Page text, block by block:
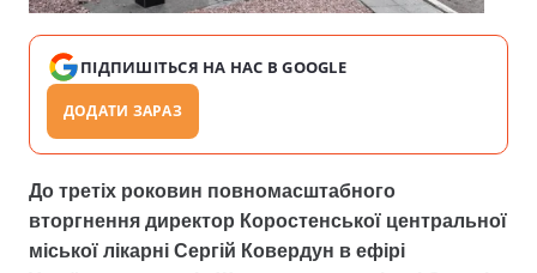
ПІДПИШІТЬСЯ НА НАС В GOOGLE
ДОДАТИ ЗАРАЗ
До третіх роковин повномасштабного
вторгнення директор Коростенської центральної
міської лікарні Сергій Ковердун в ефірі